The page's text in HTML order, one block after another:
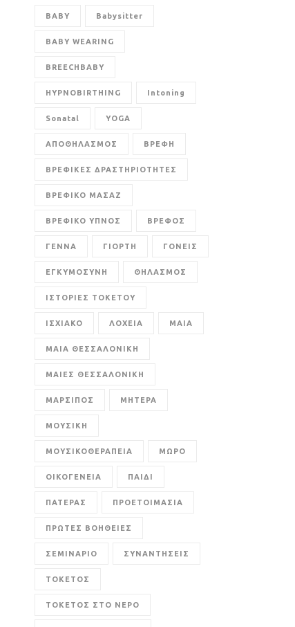
BABY Babysitter
BABY WEARING
BREECHBABY
HYPNOBIRTHING Intoning
Sonatal YOGA
ΑΠΟΘΗΛΑΣΜΟΣ ΒΡΕΦΗ
ΒΡΕΦΙΚΕΣ ΔΡΑΣΤΗΡΙΟΤΗΤΕΣ
ΒΡΕΦΙΚΟ ΜΑΣΑΖ
ΒΡΕΦΙΚΟ ΥΠΝΟΣ ΒΡΕΦΟΣ
ΓΕΝΝΑ ΓΙΟΡΤΗ ΓΟΝΕΙΣ
ΕΓΚΥΜΟΣΥΝΗ ΘΗΛΑΣΜΟΣ
ΙΣΤΟΡΙΕΣ ΤΟΚΕΤΟΥ
ΙΣΧΙΑΚΟ ΛΟΧΕΙΑ ΜΑΙΑ
ΜΑΙΑ ΘΕΣΣΑΛΟΝΙΚΗ
ΜΑΙΕΣ ΘΕΣΣΑΛΟΝΙΚΗ
ΜΑΡΣΙΠΟΣ ΜΗΤΕΡΑ
ΜΟΥΣΙΚΗ
ΜΟΥΣΙΚΟΘΕΡΑΠΕΙΑ ΜΩΡΟ
ΟΙΚΟΓΕΝΕΙΑ ΠΑΙΔΙ
ΠΑΤΕΡΑΣ ΠΡΟΕΤΟΙΜΑΣΙΑ
ΠΡΩΤΕΣ ΒΟΗΘΕΙΕΣ
ΣΕΜΙΝΑΡΙΟ ΣΥΝΑΝΤΗΣΕΙΣ
ΤΟΚΕΤΟΣ
ΤΟΚΕΤΟΣ ΣΤΟ ΝΕΡΟ